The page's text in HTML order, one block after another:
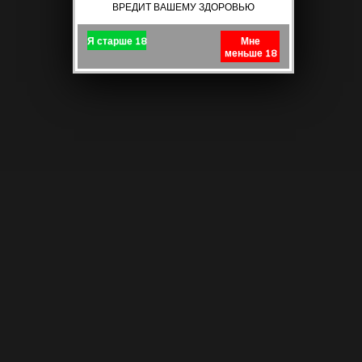
ВРЕДИТ ВАШЕМУ ЗДОРОВЬЮ
Я старше 18
Мне
меньше 18